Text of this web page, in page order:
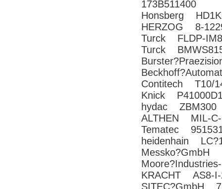
173B511400
Honsberg
HERZOG 8-
Turck FLDP-
Turck
Contitech T10/
Knick
hydac ZBM300
ALTHEN MIL-C-
Tematec
heidenhain
Messko?GmbH
KRACHT AS8-I-
SITEC?GmbH